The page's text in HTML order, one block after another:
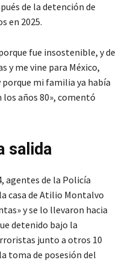
de la detención de
en 2025.
fue insostenible, y de
y me vine para México,
mi familia ya había
los años 80», comentó
salida
agentes de la Policía
casa de Atilio Montalvo
y se lo llevaron hacia
detenido bajo la
junto a otros 10
toma de posesión del